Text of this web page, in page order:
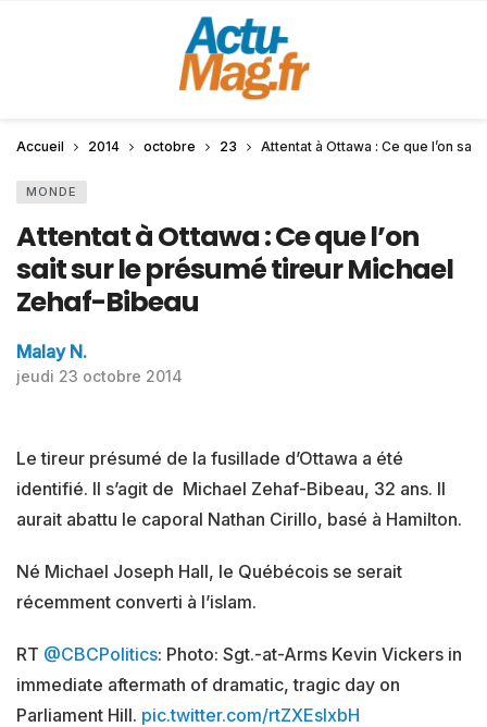
Accueil 2014 octobre 23 Attentat à Ottawa : Ce que l’on
MONDE
Attentat à Ottawa : Ce que l’on
sait sur le présumé tireur Michael
Zehaf-Bibeau
Malay N.
jeudi 23 octobre 2014
Le tireur présumé de la fusillade d’Ottawa a été
identifié. Il s’agit de Michael Zehaf-Bibeau, 32 ans. Il
aurait abattu le caporal Nathan Cirillo, basé à Hamilton.
Né Michael Joseph Hall, le Québécois se serait
récemment converti à l’islam.
RT @CBCPolitics: Photo: Sgt.-at-Arms Kevin Vickers in
immediate aftermath of dramatic, tragic day on
Parliament Hill. pic.twitter.com/rtZXEslxbH